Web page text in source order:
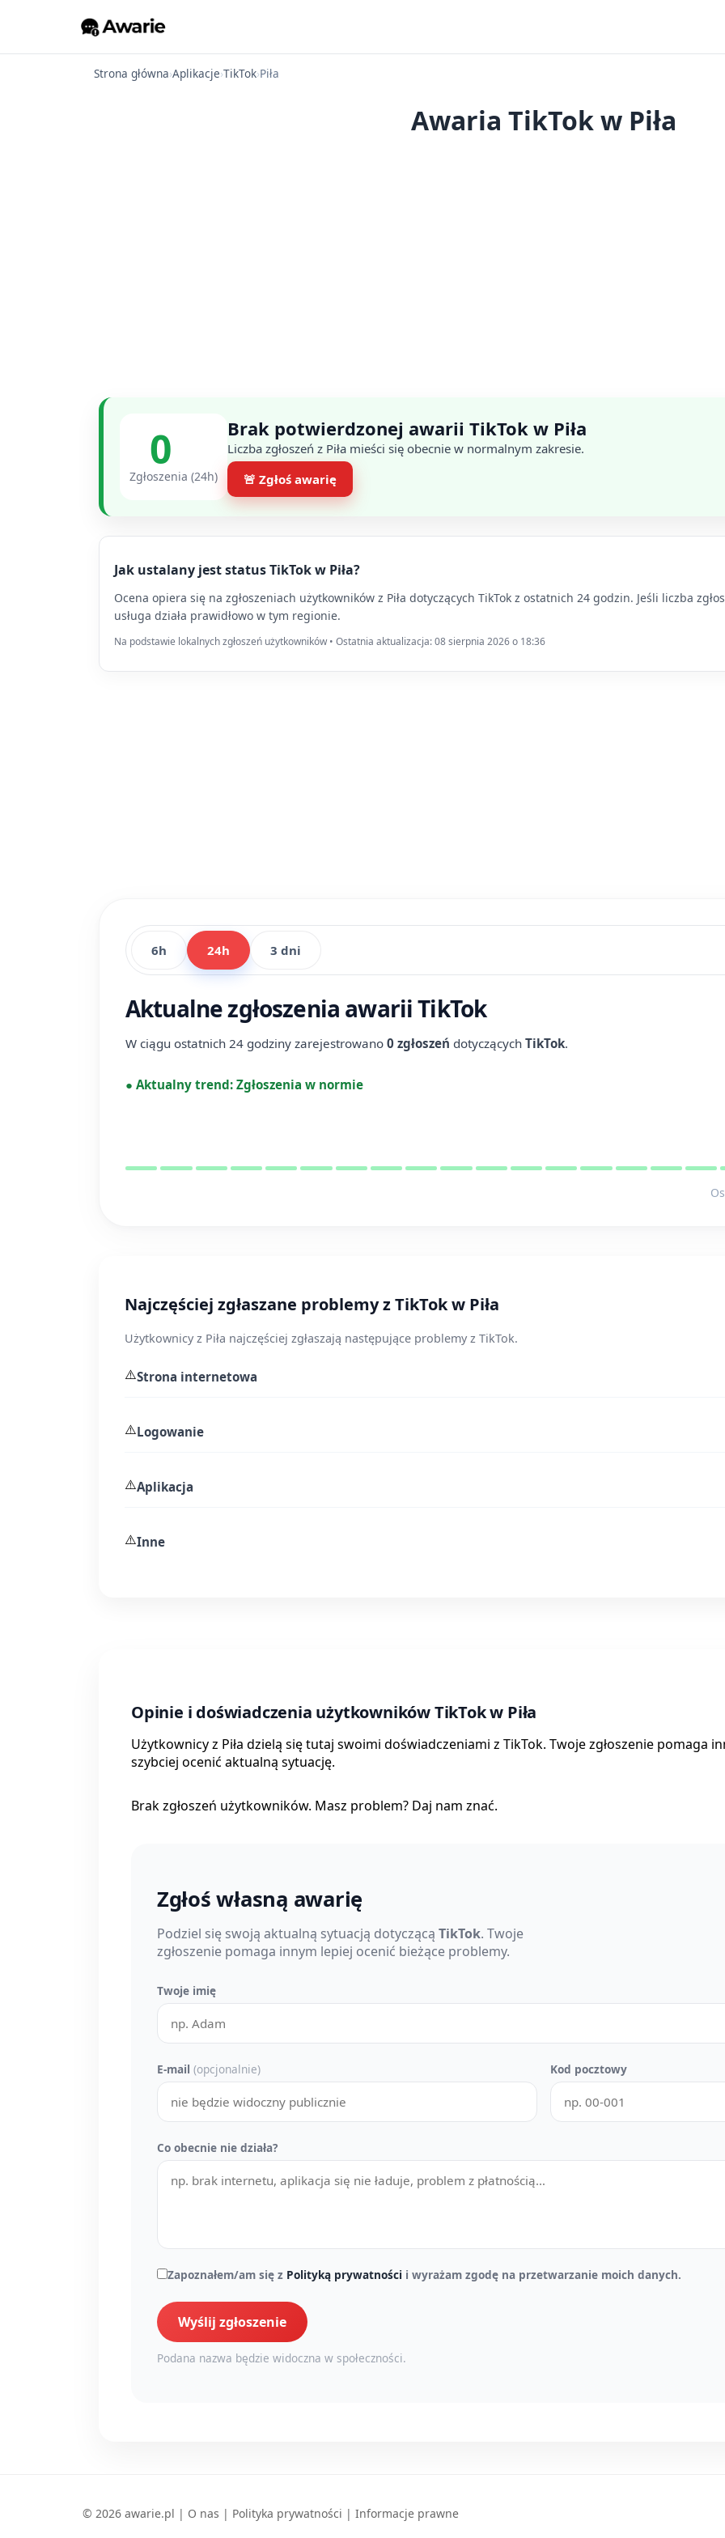
Strona główna›Aplikacje›TikTok›Piła
Awaria TikTok w Piła
0
Zgłoszenia (24h)
Brak potwierdzonej awarii TikTok w Piła
Liczba zgłoszeń z Piła mieści się obecnie w normalnym zakresie.
🚨 Zgłoś awarię
Jak ustalany jest status TikTok w Piła?
Ocena opiera się na zgłoszeniach użytkowników z Piła dotyczących TikTok z ostatnich 24 godzin. Jeśli liczba
usługa działa prawidłowo w tym regionie.
Na podstawie lokalnych zgłoszeń użytkowników • Ostatnia aktualizacja: 08 sierpnia 2026 o 18:36
6h 24h 3 dni
Aktualne zgłoszenia awarii TikTok
W ciągu ostatnich 24 godziny zarejestrowano 0 zgłoszeń dotyczących TikTok.
● Aktualny trend: Zgłoszenia w normie
Najczęściej zgłaszane problemy z TikTok w Piła
Użytkownicy z Piła najczęściej zgłaszają następujące problemy z TikTok.
⚠️Strona internetowa
⚠️Logowanie
⚠️Aplikacja
⚠️Inne
Opinie i doświadczenia użytkowników TikTok w Piła
Użytkownicy z Piła dzielą się tutaj swoimi doświadczeniami z TikTok. Twoje zgłoszenie pomaga
szybciej ocenić aktualną sytuację.
Brak zgłoszeń użytkowników. Masz problem? Daj nam znać.
Zgłoś własną awarię
Podziel się swoją aktualną sytuacją dotyczącą TikTok. Twoje
zgłoszenie pomaga innym lepiej ocenić bieżące problemy.
Twoje imię
E-mail (opcjonalnie) Kod pocztowy
Co obecnie nie działa?
Zapoznałem/am się z Polityką prywatności i wyrażam zgodę na przetwarzanie moich danych.
Wyślij zgłoszenie
Podana nazwa będzie widoczna w społeczności.
© 2026 awarie.pl | O nas | Polityka prywatności | Informacje prawne